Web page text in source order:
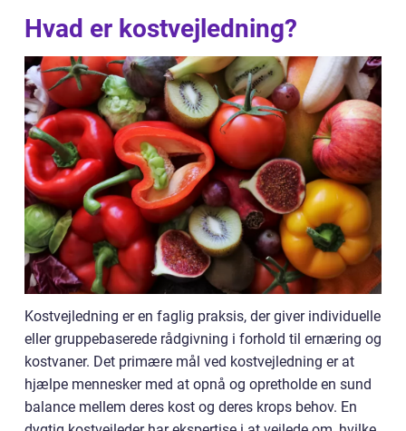
Hvad er kostvejledning?
Kostvejledning er en faglig praksis, der giver individuelle
eller gruppebaserede rådgivning i forhold til ernæring og
kostvaner. Det primære mål ved kostvejledning er at
hjælpe mennesker med at opnå og opretholde en sund
balance mellem deres kost og deres krops behov. En